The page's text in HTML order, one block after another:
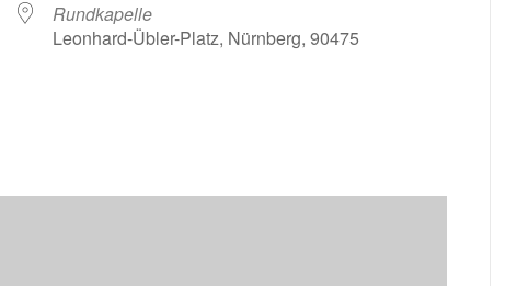
Rundkapelle
Leonhard-Übler-Platz, Nürnberg, 90475